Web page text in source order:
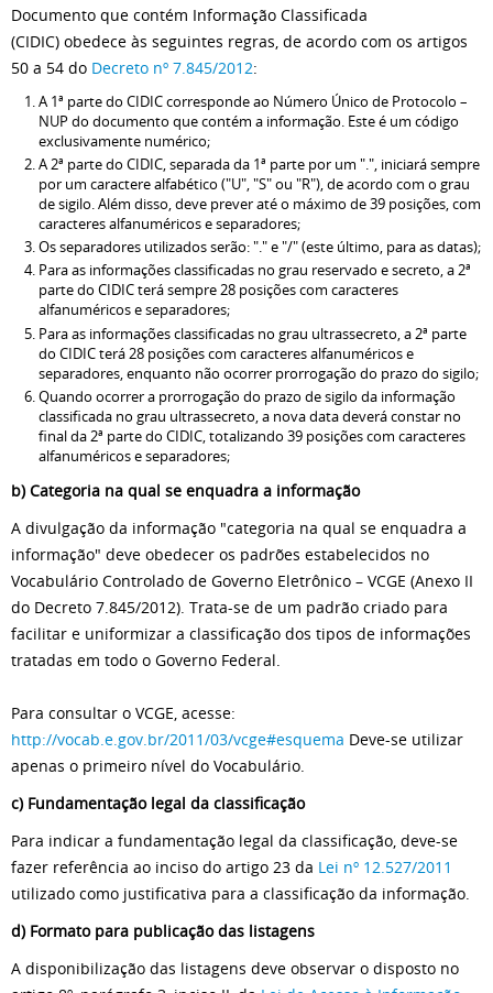
Documento que contém Informação Classificada
(CIDIC) obedece às seguintes regras, de acordo com os artigos
50 a 54 do Decreto nº 7.845/2012:
A 1ª parte do CIDIC corresponde ao Número Único de Protocolo –
NUP do documento que contém a informação. Este é um código
exclusivamente numérico;
A 2ª parte do CIDIC, separada da 1ª parte por um ".", iniciará sempre
por um caractere alfabético ("U", "S" ou "R"), de acordo com o grau
de sigilo. Além disso, deve prever até o máximo de 39 posições, com
caracteres alfanuméricos e separadores;
Os separadores utilizados serão: "." e "/" (este último, para as datas);
Para as informações classificadas no grau reservado e secreto, a 2ª
parte do CIDIC terá sempre 28 posições com caracteres
alfanuméricos e separadores;
Para as informações classificadas no grau ultrassecreto, a 2ª parte
do CIDIC terá 28 posições com caracteres alfanuméricos e
separadores, enquanto não ocorrer prorrogação do prazo do sigilo;
Quando ocorrer a prorrogação do prazo de sigilo da informação
classificada no grau ultrassecreto, a nova data deverá constar no
final da 2ª parte do CIDIC, totalizando 39 posições com caracteres
alfanuméricos e separadores;
b) Categoria na qual se enquadra a informação
A divulgação da informação "categoria na qual se enquadra a
informação" deve obedecer os padrões estabelecidos no
Vocabulário Controlado de Governo Eletrônico – VCGE (Anexo II
do Decreto 7.845/2012). Trata-se de um padrão criado para
facilitar e uniformizar a classificação dos tipos de informações
tratadas em todo o Governo Federal.
Para consultar o VCGE, acesse:
http://vocab.e.gov.br/2011/03/vcge#esquema Deve-se utilizar
apenas o primeiro nível do Vocabulário.
c) Fundamentação legal da classificação
Para indicar a fundamentação legal da classificação, deve-se
fazer referência ao inciso do artigo 23 da Lei nº 12.527/2011
utilizado como justificativa para a classificação da informação.
d) Formato para publicação das listagens
A disponibilização das listagens deve observar o disposto no